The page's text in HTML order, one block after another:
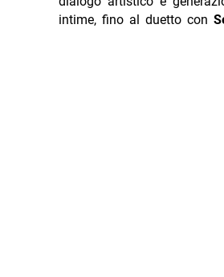
intime, fino al duetto con